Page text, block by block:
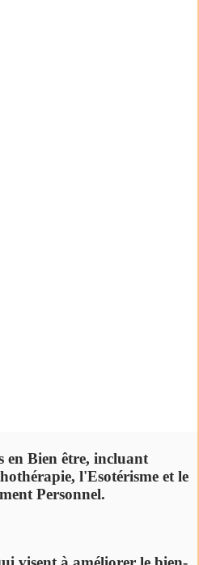
en Bien être, incluant
l'Esotérisme et le
Personnel.